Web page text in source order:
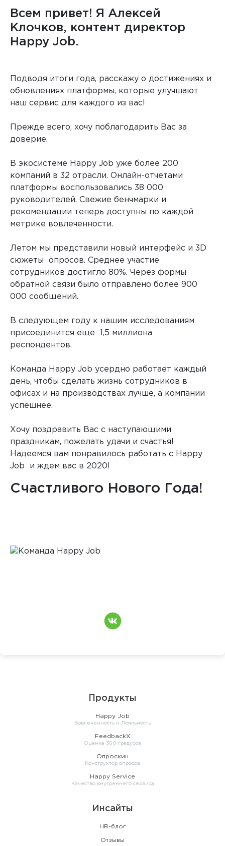
Любые внешние и внутренние исследования
Всем привет! Я Алексей
Клочков, контент директор
Happy Job.
Подводя итоги года, расскажу о достижениях и
обновлениях платформы, которые улучшают
наш сервис для каждого из вас!
Прежде всего, хочу поблагодарить Вас за
доверие.
В экосистеме Happy Job уже более 200
компаний в 32 отрасли. Онлайн-отчетами
платформы воспользовались 38 000
руководителей. Свежие бенчмарки и
рекомендации теперь доступны по каждой
метрике вовлеченности.
Летом мы представили новый интерфейс и 3D
сюжеты опросов. Среднее участие
сотрудников достигло 80%. Через формы
обратной связи было отправлено более 900
000 сообщений.
В следующем году к нашим исследованиям
присоединится еще 1,5 миллиона
респондентов.
Команда Happy Job усердно работает каждый
день, чтобы сделать жизнь сотрудников в
офисах и на производствах лучше, а компании
успешнее.
Хочу поздравить Вас с наступающими
праздникам, пожелать удачи и счастья!
Надеемся вам понравилось работать с Happy
Job и ждем вас в 2020!
Счастливого Нового Года!
Продукты
Happy Job
Вовлеченность и Лояльность
FeedbackX
Оценка 360 градусов
Опроскин
Конструктор опросов
Happy Service
Качество внутреннего сервиса
Инсайты
HR-блог
Отзывы